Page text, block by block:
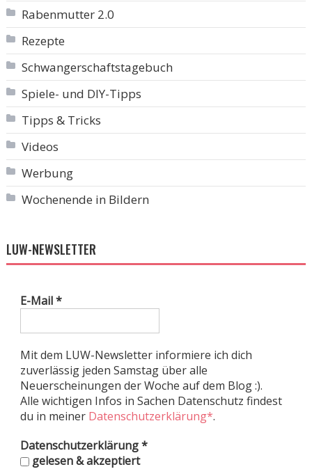
Rabenmutter 2.0
Rezepte
Schwangerschaftstagebuch
Spiele- und DIY-Tipps
Tipps & Tricks
Videos
Werbung
Wochenende in Bildern
LUW-NEWSLETTER
E-Mail*
Mit dem LUW-Newsletter informiere ich dich
zuverlässig jeden Samstag über alle
Neuerscheinungen der Woche auf dem Blog :).
Alle wichtigen Infos in Sachen Datenschutz findest
du in meiner Datenschutzerklärung*.
Datenschutzerklärung*
gelesen & akzeptiert